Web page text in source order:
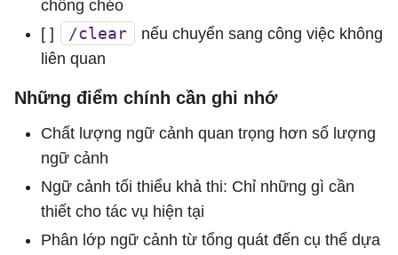
chồng chéo
[ ]
/clear
nếu chuyển sang công việc không
liên quan
Những điểm chính cần ghi nhớ
Chất lượng ngữ cảnh quan trọng hơn số lượng
ngữ cảnh
Ngữ cảnh tối thiểu khả thi: Chỉ những gì cần
thiết cho tác vụ hiện tại
Phân lớp ngữ cảnh từ tổng quát đến cụ thể dựa